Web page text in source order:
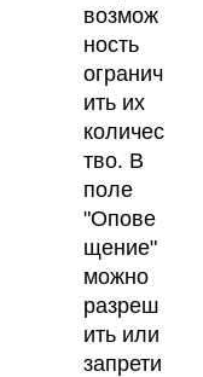
возмож
ность
огранич
ить их
количес
тво. В
поле
"Опове
щение"
можно
разреш
ить или
запрети